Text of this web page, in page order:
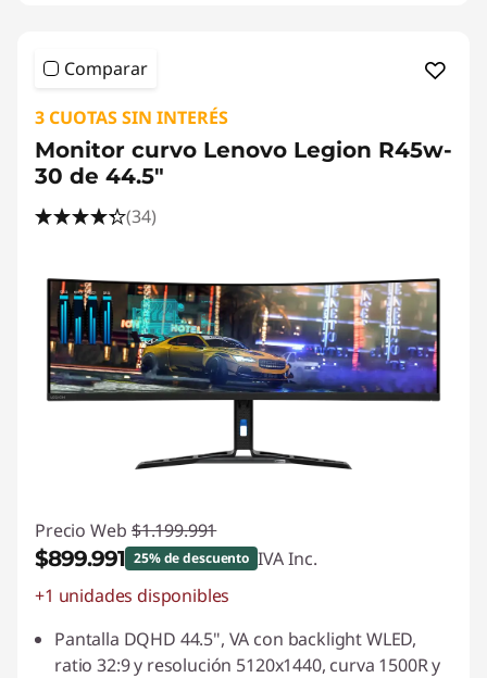
Comparar
3 CUOTAS SIN INTERÉS
Monitor curvo Lenovo Legion R45w-
30 de 44.5"
(34)
Precio Web $1.199.991
$899.991 25% de descuento IVA Inc.
Ahorros instantáneos :
+1 unidades disponibles
Pantalla DQHD 44.5", VA con backlight WLED,
ratio 32:9 y resolución 5120x1440, curva 1500R y